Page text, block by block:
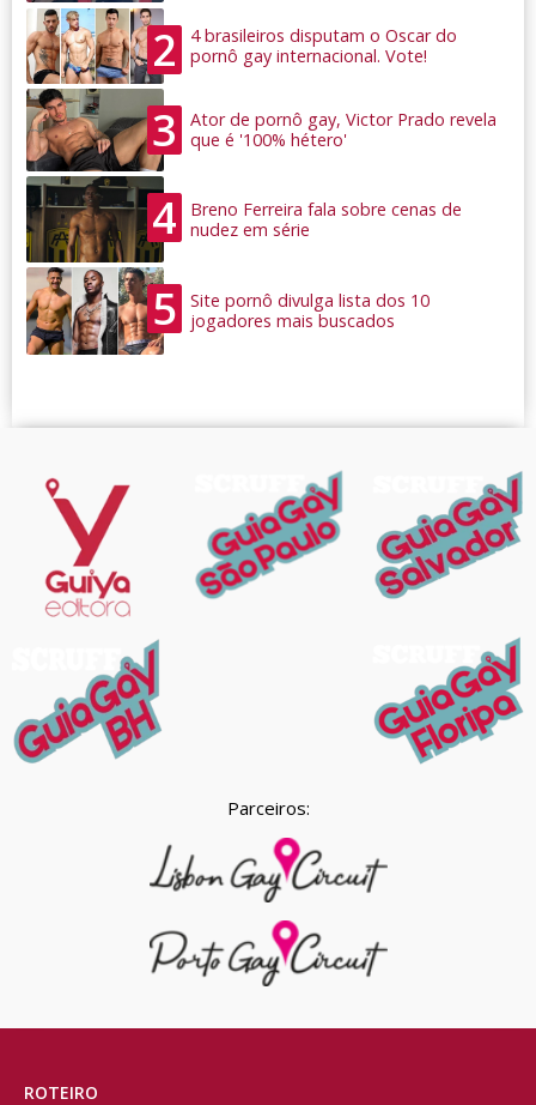
2
4 brasileiros disputam o Oscar do
pornô gay internacional. Vote!
3
Ator de pornô gay, Victor Prado revela
que é '100% hétero'
4
Breno Ferreira fala sobre cenas de
nudez em série
5
Site pornô divulga lista dos 10
jogadores mais buscados
Parceiros:
ROTEIRO